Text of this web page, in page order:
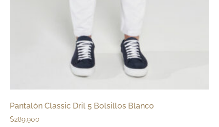
Pantalón Classic Dril 5 Bolsillos Blanco
$289,900